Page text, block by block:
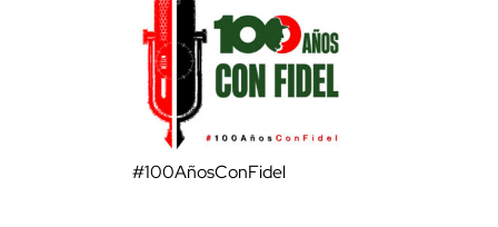
#100AñosConFidel